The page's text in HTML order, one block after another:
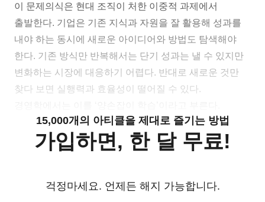
이 문제의식은 현대 조직이 처한 이중적 과제에서
출발한다. 기업은 기존 지식과 자원을 잘 활용해 성과를
내야 하는 동시에 새로운 아이디어와 방법도 탐색해야
한다. 기존 방식만 반복해서는 단기 성과는 낼 수 있지만
변화하는 시장에 대응하기 어렵다. 반대로 새로운 것만
찾다 보면 실행력과 효율성이 떨어질 수 있다.
15,000개의 아티클을 제대로 즐기는 방법
가입하면, 한 달 무료!
걱정마세요. 언제든 해지 가능합니다.